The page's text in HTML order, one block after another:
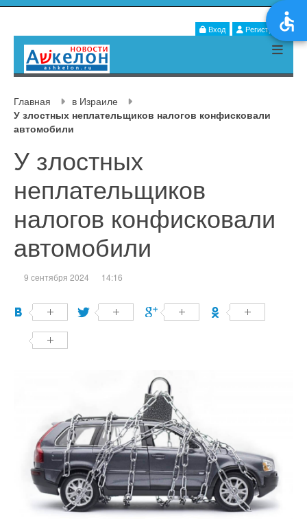
Вход Регистрация
Главная
в Израиле
У злостных неплательщиков налогов конфисковали
автомобили
У злостных
неплательщиков
налогов конфисковали
автомобили
9 сентября 2024 14:16